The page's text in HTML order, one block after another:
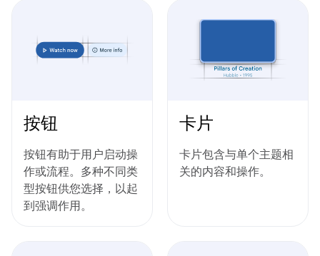
按钮
按钮有助于用户启动操
作或流程。多种不同类
型按钮供您选择，以起
到强调作用。
卡片
卡片包含与单个主题相
关的内容和操作。